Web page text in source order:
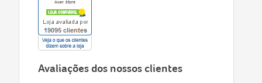
Avaliações dos nossos clientes